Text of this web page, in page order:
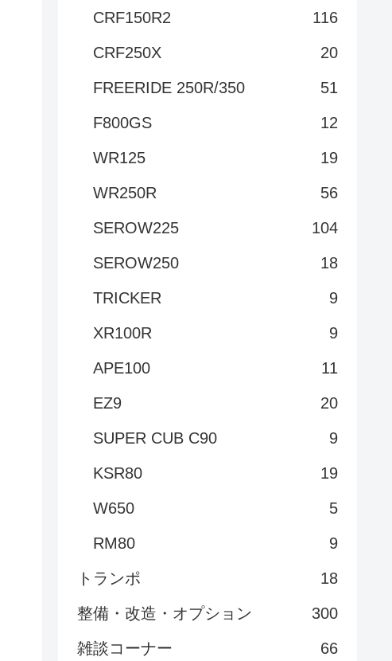
CRF150R2
116
CRF250X
20
FREERIDE 250R/350
51
F800GS
12
WR125
19
WR250R
56
SEROW225
104
SEROW250
18
TRICKER
9
XR100R
9
APE100
11
EZ9
20
SUPER CUB C90
9
KSR80
19
W650
5
RM80
9
トランポ
18
整備・改造・オプション
300
雑談コーナー
66